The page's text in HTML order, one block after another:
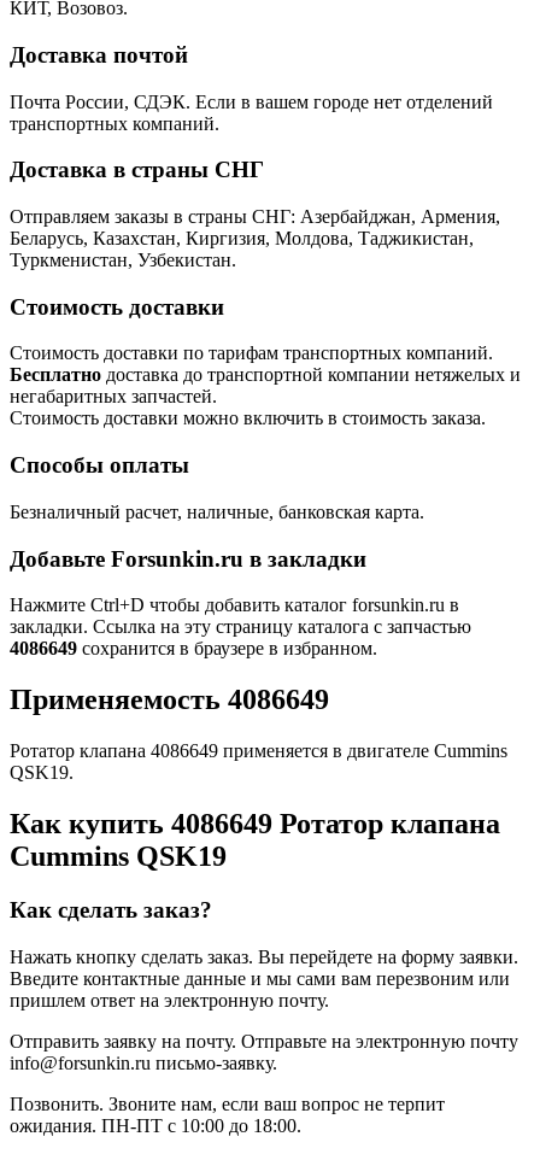
КИТ, Возовоз.
Доставка почтой
Почта России, СДЭК. Если в вашем городе нет отделений
транспортных компаний.
Доставка в страны СНГ
Отправляем заказы в страны СНГ: Азербайджан, Армения,
Беларусь, Казахстан, Киргизия, Молдова, Таджикистан,
Туркменистан, Узбекистан.
Стоимость доставки
Стоимость доставки по тарифам транспортных компаний.
Бесплатно доставка до транспортной компании нетяжелых и
негабаритных запчастей.
Стоимость доставки можно включить в стоимость заказа.
Способы оплаты
Безналичный расчет, наличные, банковская карта.
Добавьте Forsunkin.ru в закладки
Нажмите Ctrl+D чтобы добавить каталог forsunkin.ru в
закладки. Ссылка на эту страницу каталога с запчастью
4086649 сохранится в браузере в избранном.
Применяемость 4086649
Ротатор клапана 4086649 применяется в двигателе Cummins
QSK19.
Как купить 4086649 Ротатор клапана
Cummins QSK19
Как сделать заказ?
Нажать кнопку сделать заказ. Вы перейдете на форму заявки.
Введите контактные данные и мы сами вам перезвоним или
пришлем ответ на электронную почту.
Отправить заявку на почту. Отправьте на электронную почту
info@forsunkin.ru письмо-заявку.
Позвонить. Звоните нам, если ваш вопрос не терпит
ожидания. ПН-ПТ с 10:00 до 18:00.